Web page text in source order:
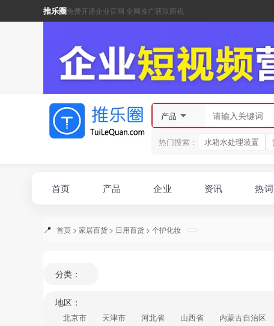
推乐圈免费开通企业官网 全网推广获取商机
产品
热门搜索： 水箱水处理装置
首页 产品 企业 资讯 热词
首页 > 家居百货 > 日用百货 > 个护化妆
分类：
地区：
北京市 天津市 河北省 山西省 内蒙古自治区